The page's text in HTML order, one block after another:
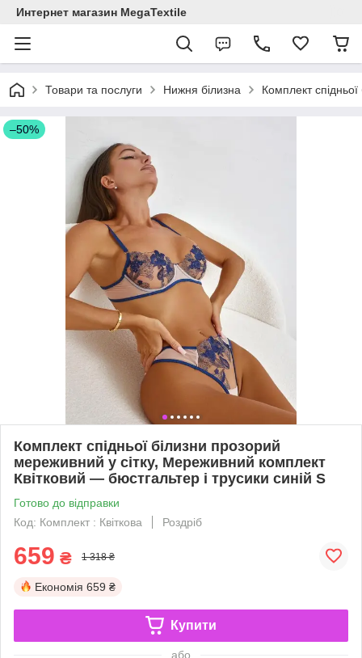
Интернет магазин MegaTextile
Товари та послуги Нижня білизна Комплект
–50%
Комплект спідньої білизни прозорий
мереживний у сітку, Мереживний комплект
Квітковий — бюстгальтер і трусики синій S
Готово до відправки
Код: Комплект : Квіткова
Роздріб
659 ₴ 1 318 ₴
Економія 659 ₴
Купити
або